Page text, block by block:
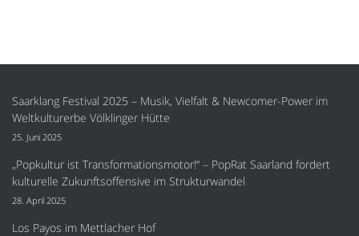
Saarklang Festival 2025 – Musik, Vielfalt & Newcomer-Power im
Weltkulturerbe Völklinger Hütte
25. Juni 2025
„Popkultur ist Transformationsmotor!“ – PopRat Saarland fordert
kulturelle Zukunftsoffensive im Strukturwandel
28. April 2025
Los Payos im Mettlacher Hof